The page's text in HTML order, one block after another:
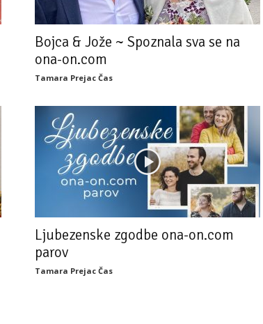
Bojca & Jože ~ Spoznala sva se na
ona-on.com
Tamara Prejac Čas
Ljubezenske zgodbe ona-on.com
parov
Tamara Prejac Čas